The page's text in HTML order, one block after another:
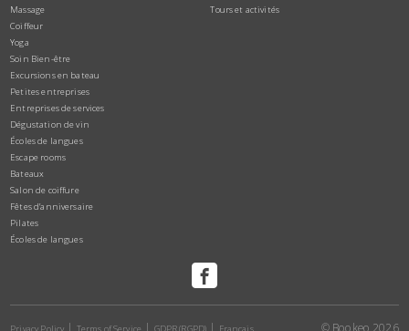
Massage
Coiffeur
Yoga
Soin Bien-être
Excursions en bateau
Petites entreprises
Entreprises de services
Dégustation de vin
Écoles de langues
Escape rooms
Bateaux
Salon de coiffure
Fêtes d’anniversaire
Pilates
Écoles de langues
Tours et activités
Privacy Policy Terms of Service GDPR (RGPD) Français © Bookeo 2026